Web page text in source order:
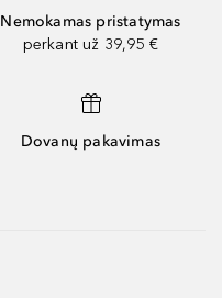
Nemokamas pristatymas
perkant už 39,95 €
Dovanų pakavimas